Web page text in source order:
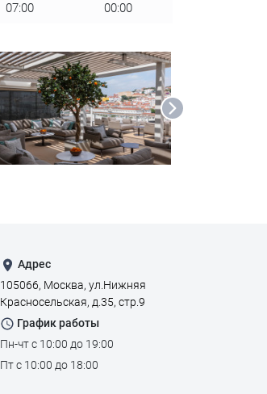
07:00 00:00
Адрес
105066, Москва, ул.Нижняя
Красносельская, д.35, стр.9
График работы
Пн-чт с 10:00 до 19:00
Пт с 10:00 до 18:00